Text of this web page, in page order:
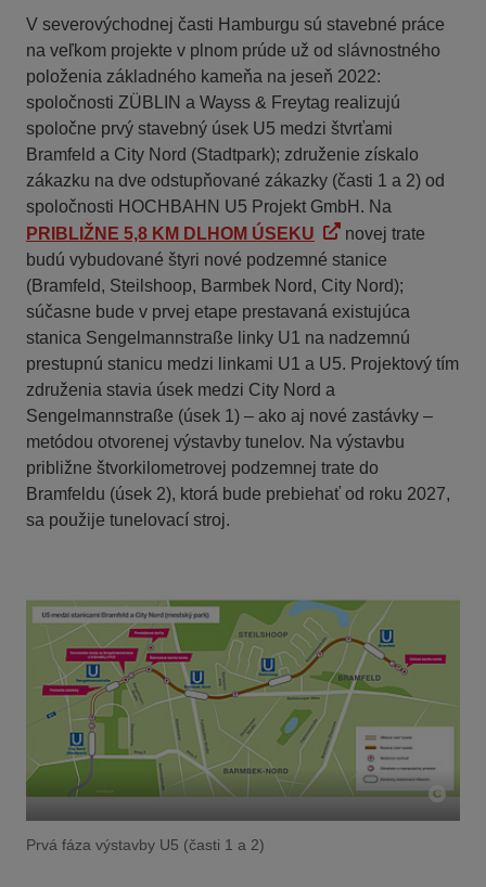
V severovýchodnej časti Hamburgu sú stavebné práce
na veľkom projekte v plnom prúde už od slávnostného
položenia základného kameňa na jeseň 2022:
spoločnosti ZÜBLIN a Wayss & Freytag realizujú
spoločne prvý stavebný úsek U5 medzi štvrťami
Bramfeld a City Nord (Stadtpark); združenie získalo
zákazku na dve odstupňované zákazky (časti 1 a 2) od
spoločnosti HOCHBAHN U5 Projekt GmbH. Na
PRIBLIŽNE 5,8 KM DLHOM ÚSEKU
novej trate
budú vybudované štyri nové podzemné stanice
(Bramfeld, Steilshoop, Barmbek Nord, City Nord);
súčasne bude v prvej etape prestavaná existujúca
stanica Sengelmannstraße linky U1 na nadzemnú
prestupnú stanicu medzi linkami U1 a U5. Projektový tím
združenia stavia úsek medzi City Nord a
Sengelmannstraße (úsek 1) – ako aj nové zastávky –
metódou otvorenej výstavby tunelov. Na výstavbu
približne štvorkilometrovej podzemnej trate do
Bramfeldu (úsek 2), ktorá bude prebiehať od roku 2027,
sa použije tunelovací stroj.
Prvá fáza výstavby U5 (časti 1 a 2)